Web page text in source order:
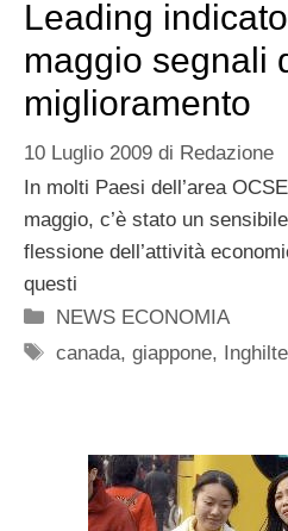
Leading
maggio segnali
miglioramento
10 Luglio 2009 di Redazione
In molti Paesi dell’area
maggio, c’è stato un
flessione dell’attività
questi
Categorie
NEWS ECONOMIA
Tag
canada,giappone,